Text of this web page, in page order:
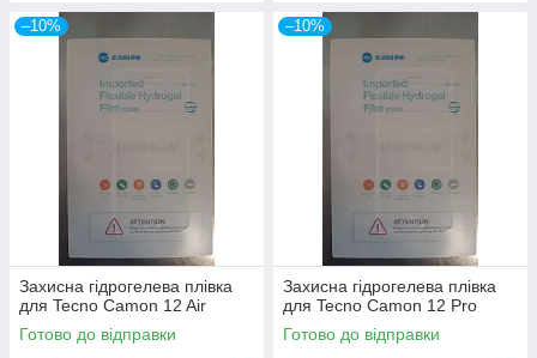
–10%
Захисна гідрогелева плівка
для Tecno Camon 12 Air
Готово до відправки
–10%
Захисна гідрогелева плівка
для Tecno Camon 12 Pro
Готово до відправки